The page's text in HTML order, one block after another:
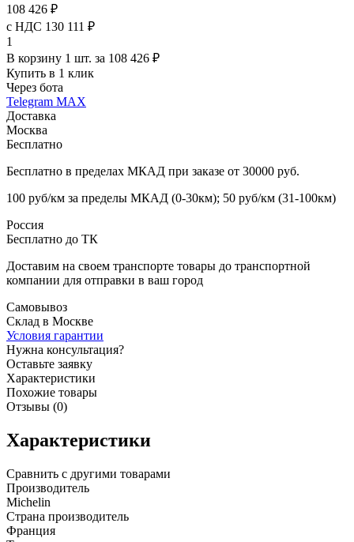
108 426 ₽
с НДС 130 111 ₽
1
В корзину 1 шт. за 108 426 ₽
Купить в 1 клик
Через бота
Telegram MAX
Доставка
Москва
Бесплатно
Бесплатно в пределах МКАД при заказе от 30000 руб.
100 руб/км за пределы МКАД (0-30км); 50 руб/км (31-100км)
Россия
Бесплатно до ТК
Доставим на своем транспорте товары до транспортной
компании для отправки в ваш город
Самовывоз
Склад в Москве
Условия гарантии
Нужна консультация?
Оставьте заявку
Характеристики
Похожие товары
Отзывы (0)
Характеристики
Сравнить с другими товарами
Производитель
Michelin
Страна производитель
Франция